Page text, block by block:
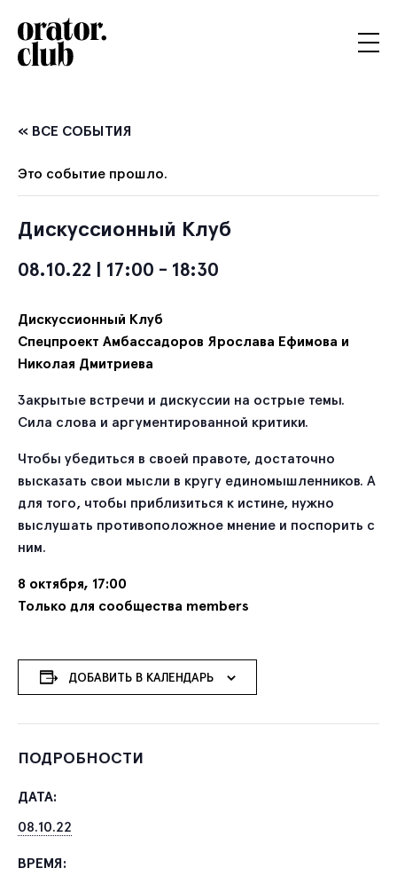
« ВСЕ СОБЫТИЯ
Это событие прошло.
Дискуссионный Клуб
08.10.22 | 17:00 - 18:30
Дискуссионный Клуб
Спецпроект Амбассадоров Ярослава Ефимова и
Николая Дмитриева
Закрытые встречи и дискуссии на острые темы.
Сила слова и аргументированной критики.
Чтобы убедиться в своей правоте, достаточно
высказать свои мысли в кругу единомышленников. А
для того, чтобы приблизиться к истине, нужно
выслушать противоположное мнение и поспорить с
ним.
8 октября, 17:00
Только для сообщества members
ДОБАВИТЬ В КАЛЕНДАРЬ
ПОДРОБНОСТИ
ДАТА:
08.10.22
ВРЕМЯ: